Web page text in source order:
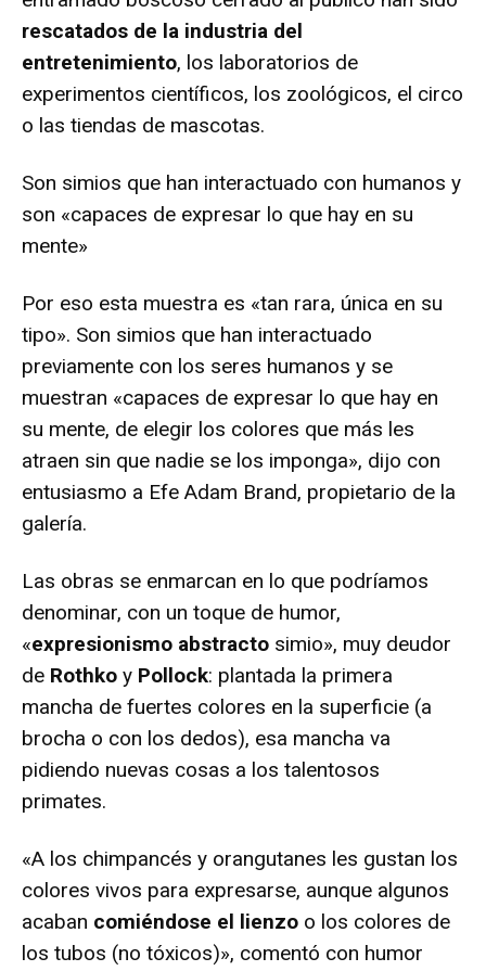
rescatados de la industria del
entretenimiento, los laboratorios de
experimentos científicos, los zoológicos, el circo
o las tiendas de mascotas.
Son simios que han interactuado con humanos y
son «capaces de expresar lo que hay en su
mente»
Por eso esta muestra es «tan rara, única en su
tipo». Son simios que han interactuado
previamente con los seres humanos y se
muestran «capaces de expresar lo que hay en
su mente, de elegir los colores que más les
atraen sin que nadie se los imponga», dijo con
entusiasmo a Efe Adam Brand, propietario de la
galería.
Las obras se enmarcan en lo que podríamos
denominar, con un toque de humor,
«expresionismo abstracto simio», muy deudor
de Rothko y Pollock: plantada la primera
mancha de fuertes colores en la superficie (a
brocha o con los dedos), esa mancha va
pidiendo nuevas cosas a los talentosos
primates.
«A los chimpancés y orangutanes les gustan los
colores vivos para expresarse, aunque algunos
acaban comiéndose el lienzo o los colores de
los tubos (no tóxicos)», comentó con humor